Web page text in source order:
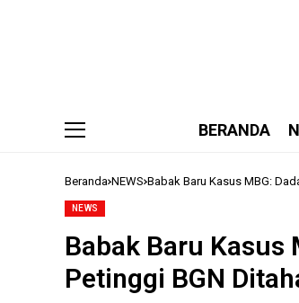
BERANDA
Beranda NEWS Babak Baru Kasus MBG:
NEWS
Babak Baru Kasus
Petinggi BGN